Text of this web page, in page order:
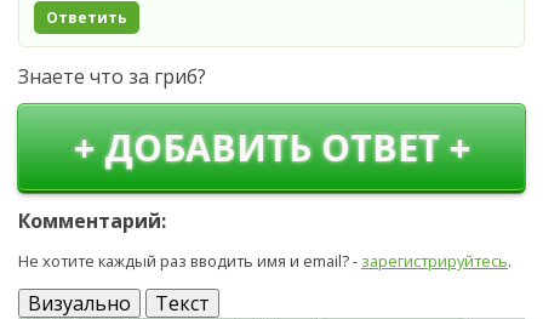
Ответить
Знаете что за гриб?
+ ДОБАВИТЬ ОТВЕТ +
Комментарий:
Не хотите каждый раз вводить имя и email? - зарегистрируйтесь.
Визуально Текст